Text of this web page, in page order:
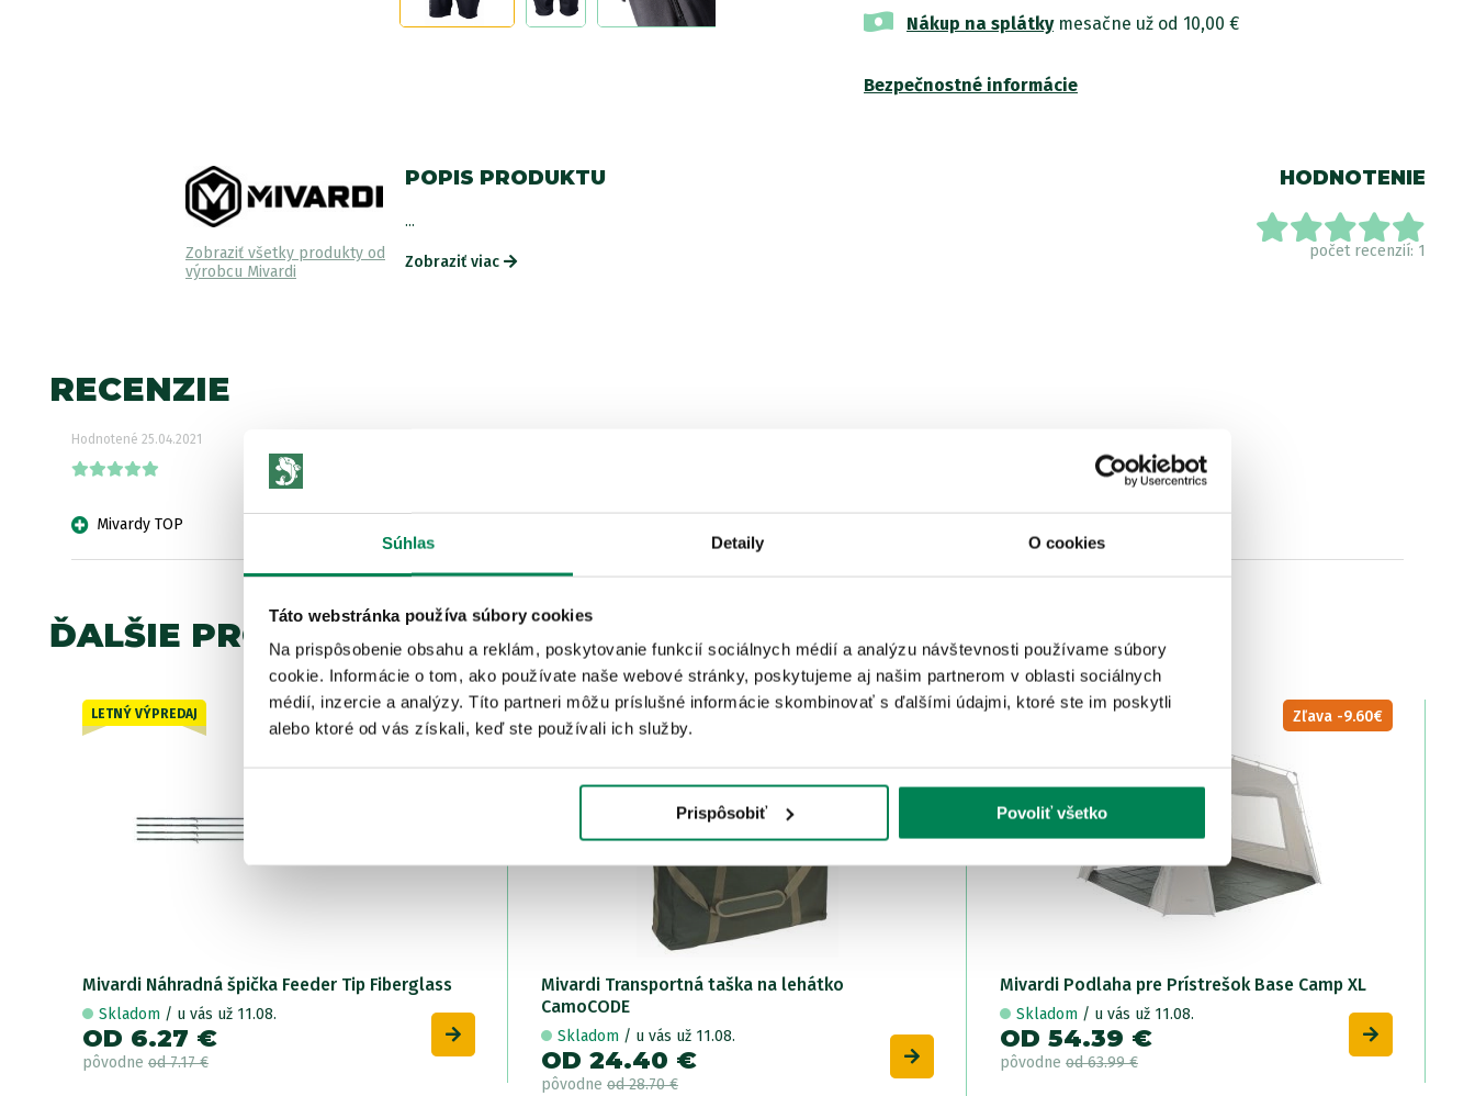
Súhlas Detaily O cookies
Táto webstránka používa súbory cookies
Na prispôsobenie obsahu a reklám, poskytovanie funkcií sociálnych médií a analýzu návštevnosti používame súbory
cookie. Informácie o tom, ako používate naše webové stránky, poskytujeme aj našim partnerom v oblasti sociálnych
médií, inzercie a analýzy. Títo partneri môžu príslušné informácie skombinovať s ďalšími údajmi, ktoré ste im poskytli
alebo ktoré od vás získali, keď ste používali ich služby.
Prispôsobiť Povoliť všetko
veľ. M
Nákup na splátkymesačne už od 10,00 €
Bezpečnostné informácie
Zobraziť všetky produkty od
výrobcu Mivardi
POPIS PRODUKTU
...
Zobraziť viac
HODNOTENIE
počet recenzií: 1
RECENZIE
Hodnotené 25.04.2021
Mivardy TOP
ĎALŠIE PRODUKTY TEJ ISTEJ ZNAČKY
LETNÝ VÝPREDAJ Akcia -15%
Mivardi Náhradná špička Feeder Tip Fiberglass
Skladom / u vás už 11.08.
OD 6.27 €
pôvodne od 7.17 €
LETNÝ VÝPREDAJ
Mivardi Transportná taška na lehátko
CamoCODE
Skladom / u vás už 11.08.
OD 24.40 €
pôvodne od 28.70 €
LETNÝ VÝPREDAJ Zľava -9.60€
Mivardi Podlaha pre Prístrešok Base Camp XL
Skladom / u vás už 11.08.
OD 54.39 €
pôvodne od 63.99 €